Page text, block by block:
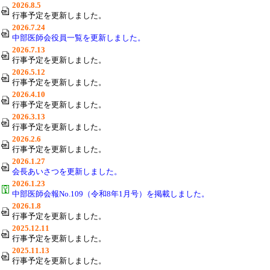
2026.8.5
行事予定を更新しました。
2026.7.24
中部医師会役員一覧を更新しました。
2026.7.13
行事予定を更新しました。
2026.5.12
行事予定を更新しました。
2026.4.10
行事予定を更新しました。
2026.3.13
行事予定を更新しました。
2026.2.6
行事予定を更新しました。
2026.1.27
会長あいさつを更新しました。
2026.1.23
中部医師会報No.109（令和8年1月号）を掲載しました。
2026.1.8
行事予定を更新しました。
2025.12.11
行事予定を更新しました。
2025.11.13
行事予定を更新しました。